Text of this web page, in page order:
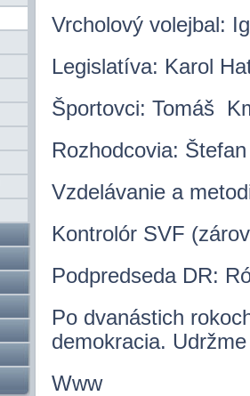
Vrcholový volejbal:
Legislatíva: Karol
Športovci: Tomáš
Rozhodcovia:
Vzdelávanie a
Kontrolór SVF
Podpredseda DR:
Po dvanástich
demokracia.
Www